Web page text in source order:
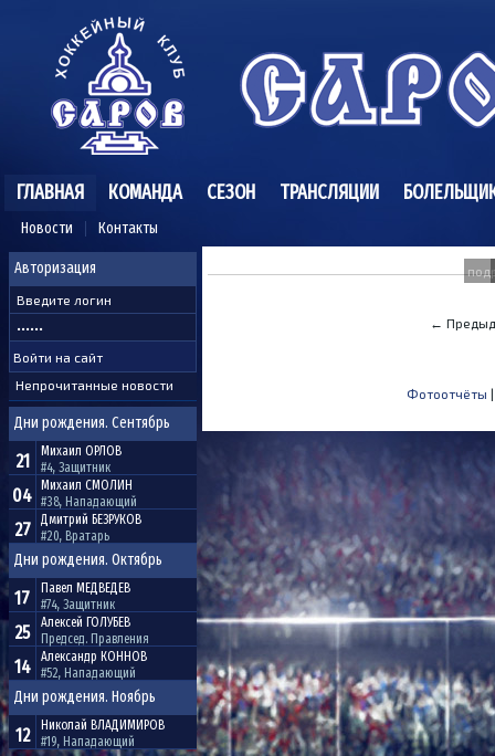
ГЛАВНАЯ
Новости Контакты
КОМАНДА СЕЗОН ТРАНСЛЯЦИИ
Авторизация
Непрочитанные новости
Дни рождения. Сентябрь
21 Михаил ОРЛОВ
#4, Защитник
04 Михаил СМОЛИН
#38, Нападающий
27 Дмитрий БЕЗРУКОВ
#20, Вратарь
Дни рождения. Октябрь
17 Павел МЕДВЕДЕВ
#74, Защитник
25 Алексей ГОЛУБЕВ
Председ. Правления
14 Александр КОННОВ
#52, Нападающий
Дни рождения. Ноябрь
12 Николай ВЛАДИМИРОВ
#19, Нападающий
←
Фотоотчёты